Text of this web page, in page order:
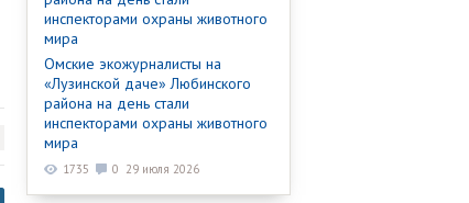
Омские экожурналисты на
«Лузинской даче» Любинского
района на день стали
инспекторами охраны животного
мира
1735 0 29 июля 2026